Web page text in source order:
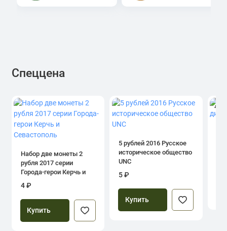
Спеццена
Набор две монеты 2
рубля 2017 серии
Города-герои Керчь и
Севастополь
4 ₽
Купить
5 рублей 2016 Русское
историческое общество
UNC
5 ₽
Купить
4.0